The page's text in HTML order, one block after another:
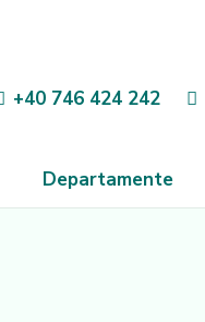
+40 746 424 242
Departamente